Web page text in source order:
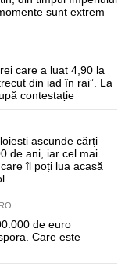
sunt extrem
care a luat 4,90 la
din iad în rai”. La
contestație
ascunde cărți
de ani, iar cel mai
îl poți lua acasă
de euro
Care este